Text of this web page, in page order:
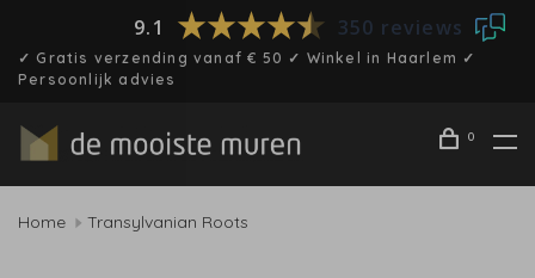
9.1 350 reviews
✓ Gratis verzending vanaf € 50 ✓ Winkel in Haarlem ✓
Persoonlijk advies
0
Home Transylvanian Roots